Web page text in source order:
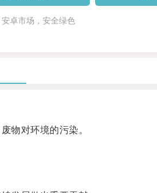
安卓市场，安全绿色
物对环境的污染。